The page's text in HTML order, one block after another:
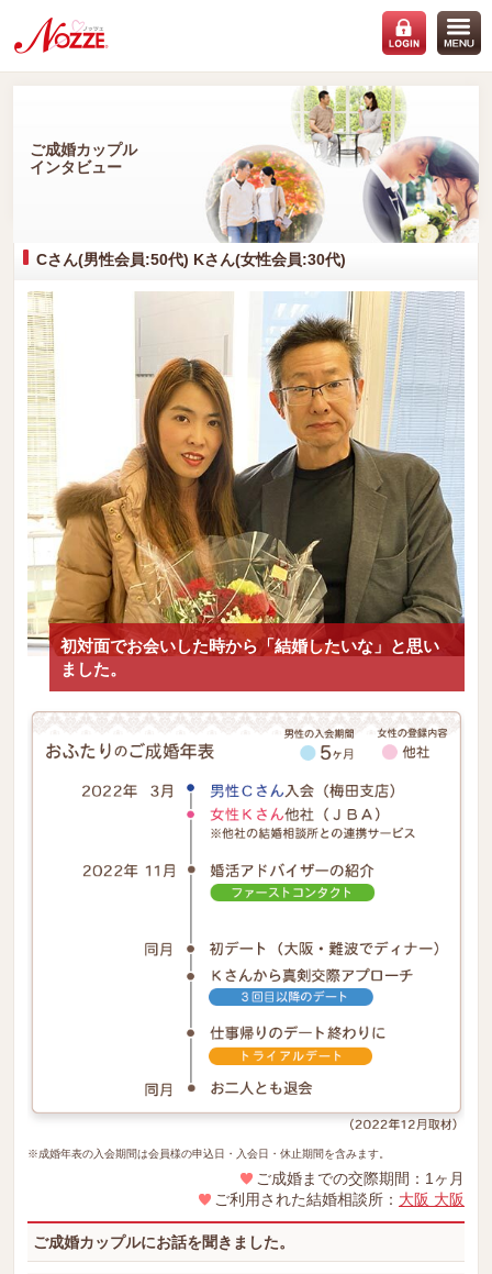
ご成婚カップル
インタビュー
Cさん(男性会員:50代) Kさん(女性会員:30代)
初対面でお会いした時から「結婚したいな」と思い
ました。
※成婚年表の入会期間は会員様の申込日・入会日・休止期間を含みます。
ご成婚までの交際期間：1ヶ月
ご利用された結婚相談所： 大阪 大阪
ご成婚カップルにお話を聞きました。